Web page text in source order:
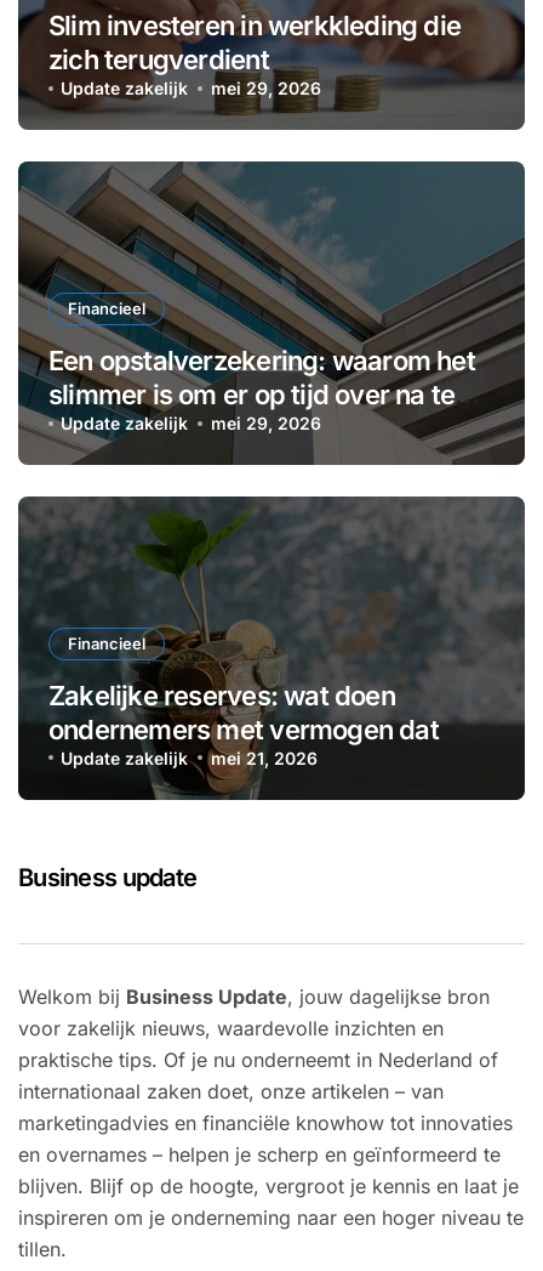
Slim investeren in werkkleding die
zich terugverdient
Update zakelijk mei 29, 2026
Financieel
Een opstalverzekering: waarom het
slimmer is om er op tijd over na te
denken
Update zakelijk mei 29, 2026
Financieel
Zakelijke reserves: wat doen
ondernemers met vermogen dat
voorlopig niet nodig is?
Update zakelijk mei 21, 2026
Business update
Welkom bij Business Update, jouw dagelijkse bron
voor zakelijk nieuws, waardevolle inzichten en
praktische tips. Of je nu onderneemt in Nederland of
internationaal zaken doet, onze artikelen – van
marketingadvies en financiële knowhow tot innovaties
en overnames – helpen je scherp en geïnformeerd te
blijven. Blijf op de hoogte, vergroot je kennis en laat je
inspireren om je onderneming naar een hoger niveau te
tillen.